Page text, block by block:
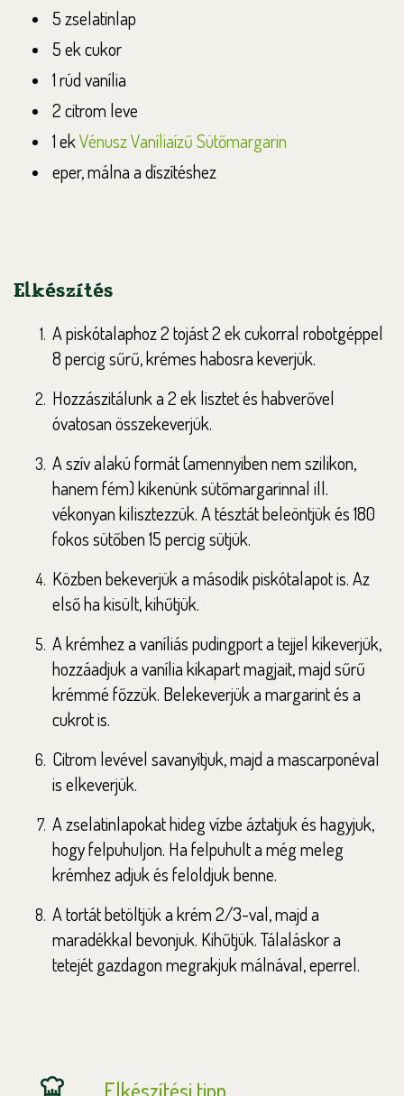
5 zselatinlap
5 ek cukor
1 rúd vanília
2 citrom leve
1 ekVénusz Vaníliaízű Sütőmargarin
eper, málna a díszítéshez
Elkészítés
A piskótalaphoz 2 tojást 2 ek cukorral robotgéppel
8 percig sűrű, krémes habosra keverjük.
Hozzászitálunk a 2 ek lisztet és habverővel
óvatosan összekeverjük.
A szív alakú formát (amennyiben nem szilikon,
hanem fém) kikenünk sütőmargarinnal ill.
vékonyan kilisztezzük. A tésztát beleöntjük és 180
fokos sütőben 15 percig sütjük.
Közben bekeverjük a második piskótalapot is. Az
első ha kisült, kihűtjük.
A krémhez a vaníliás pudingport a tejjel kikeverjük,
hozzáadjuk a vanília kikapart magjait, majd sűrű
krémmé főzzük. Belekeverjük a margarint és a
cukrot is.
Citrom levével savanyítjuk, majd a mascarponéval
is elkeverjük.
A zselatinlapokat hideg vízbe áztatjuk és hagyjuk,
hogy felpuhuljon. Ha felpuhult a még meleg
krémhez adjuk és feloldjuk benne.
A tortát betöltjük a krém 2/3-val, majd a
maradékkal bevonjuk. Kihűtjük. Tálaláskor a
tetejét gazdagon megrakjuk málnával, eperrel.
Elkészítési tipp